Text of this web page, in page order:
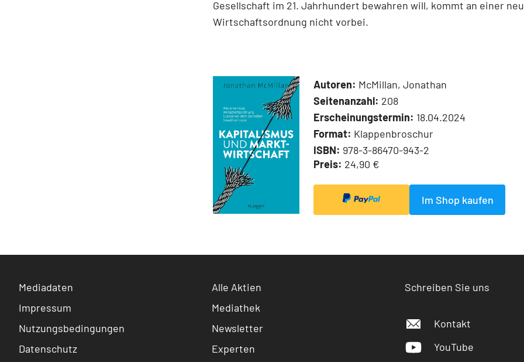
Gesellschaft im 21. Jahrhundert bewahren will, kommt an einer
Wirtschaftsordnung nicht vorbei.
Autoren: McMillan, Jonathan
Seitenanzahl: 208
Erscheinungstermin: 18.04.2024
Format: Klappenbroschur
ISBN: 978-3-86470-943-2
Preis: 24,90 €
Im Shop kaufen
Mediadaten
Impressum
Nutzungsbedingungen
Datenschutz
Alle Aktien
Mediathek
Newsletter
Experten
Schreiben Sie uns
Kontakt
YouTube